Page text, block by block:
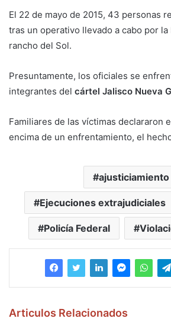
El 22 de mayo de 2015, 43 personas
tras un operativo llevado a cabo por
rancho del Sol.
Presuntamente, los oficiales se
integrantes del cártel Jalisco Nueva
Familiares de las víctimas declararon
encima de un enfrentamiento, el
ajusticiamiento
Ejecuciones extrajudiciales
Policía Federal
Articulos Relacionados